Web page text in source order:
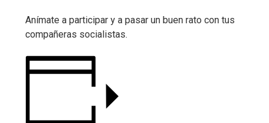
Anímate a participar y a pasar un buen rato con tus
compañeras socialistas.